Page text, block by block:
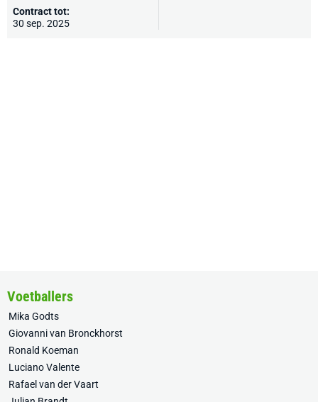
Contract tot:
30 sep. 2025
Voetballers
Mika Godts
Giovanni van Bronckhorst
Ronald Koeman
Luciano Valente
Rafael van der Vaart